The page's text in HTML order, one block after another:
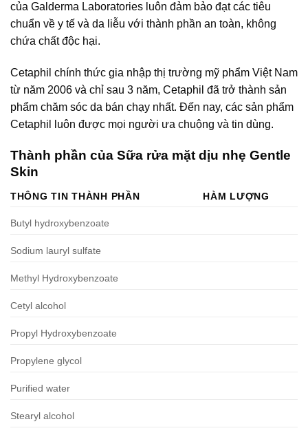
của Galderma Laboratories luôn đảm bảo đạt các tiêu
chuẩn về y tế và da liễu với thành phần an toàn, không
chứa chất độc hại.
Cetaphil chính thức gia nhập thị trường mỹ phẩm Việt Nam
từ năm 2006 và chỉ sau 3 năm, Cetaphil đã trở thành sản
phẩm chăm sóc da bán chạy nhất. Đến nay, các sản phẩm
Cetaphil luôn được mọi người ưa chuộng và tin dùng.
Thành phần của Sữa rửa mặt dịu nhẹ Gentle
Skin
THÔNG TIN THÀNH PHẦN HÀM LƯỢNG
Butyl hydroxybenzoate
Sodium lauryl sulfate
Methyl Hydroxybenzoate
Cetyl alcohol
Propyl Hydroxybenzoate
Propylene glycol
Purified water
Stearyl alcohol